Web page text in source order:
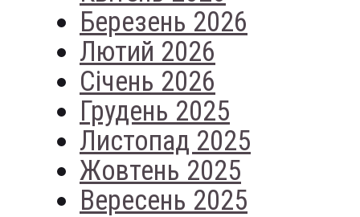
Березень 2026
Лютий 2026
Січень 2026
Грудень 2025
Листопад 2025
Жовтень 2025
Вересень 2025